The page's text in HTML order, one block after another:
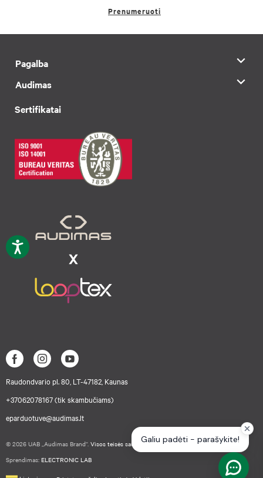
Prenumeruoti
Pagalba
Audimas
Sertifikatai
Raudondvario pl. 80, LT-47182, Kaunas
+37062078167 (tik skambučiams)
eparduotuve@audimas.lt
© 2026 UAB „Audimas Brand“. Visos teisės saugomos.
Sprendimas: ELECTRONIC LAB